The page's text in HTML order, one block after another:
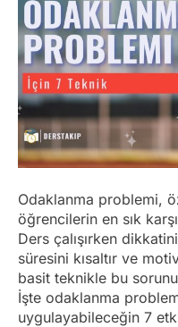
Odaklanma problemi,
öğrencilerin en sık
Ders çalışırken
süresini kısaltır ve
basit teknikle bu
İşte odaklanma
uygulayabileceğin 7